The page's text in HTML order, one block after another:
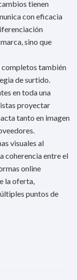
tienen
con eficacia
sino que
completos también
de surtido.
en toda una
proyectar
tanto en imagen
visuales al
coherencia entre el
online
la oferta,
puntos de